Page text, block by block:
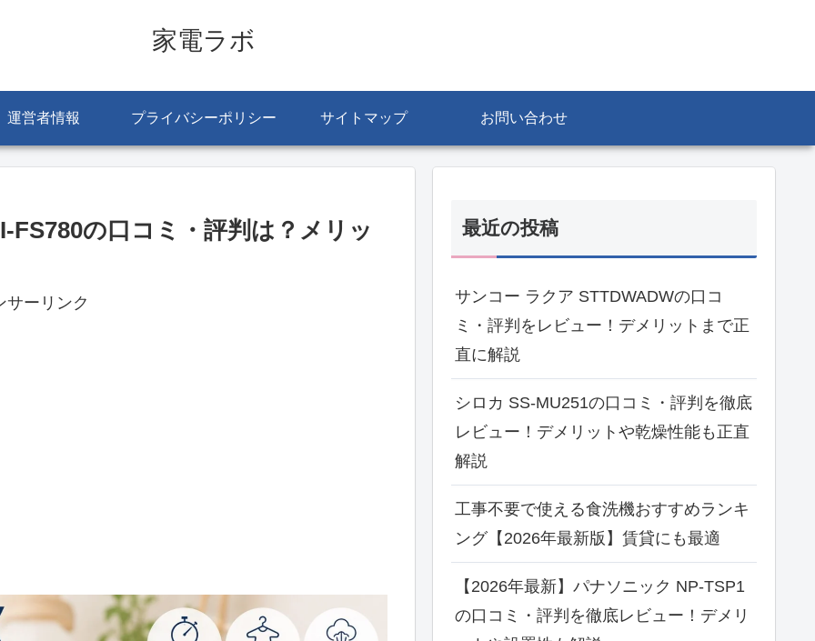
家電ラボ
運営者情報 プライバシーポリシー サイトマップ お問い合わせ
の口コミ・評判は？メリッ
サーリンク
最近の投稿
サンコー ラクア STTDWADWの口コ
ミ・評判をレビュー！デメリットまで正
直に解説
シロカ SS-MU251の口コミ・評判を徹底
レビュー！デメリットや乾燥性能も正直
解説
工事不要で使える食洗機おすすめランキ
ング【2026年最新版】賃貸にも最適
【2026年最新】パナソニック NP-TSP1
の口コミ・評判を徹底レビュー！デメリ